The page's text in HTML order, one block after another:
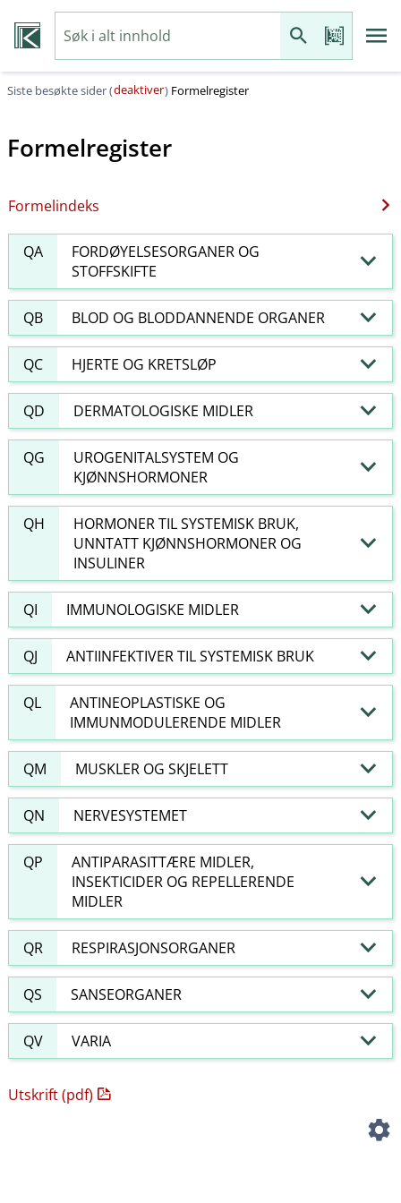
Siste besøkte sider (deaktiver) Formelregister
Formelregister
Formelindeks
QA
FORDØYELSESORGANER OG
STOFFSKIFTE
QB BLOD OG BLODDANNENDE ORGANER
QC HJERTE OG KRETSLØP
QD DERMATOLOGISKE MIDLER
QG
UROGENITALSYSTEM OG
KJØNNSHORMONER
QH
HORMONER TIL SYSTEMISK BRUK,
UNNTATT KJØNNSHORMONER OG
INSULINER
QI IMMUNOLOGISKE MIDLER
QJ ANTIINFEKTIVER TIL SYSTEMISK BRUK
QL
ANTINEOPLASTISKE OG
IMMUNMODULERENDE MIDLER
QM MUSKLER OG SKJELETT
QN NERVESYSTEMET
QP
ANTIPARASITTÆRE MIDLER,
INSEKTICIDER OG REPELLERENDE
MIDLER
QR RESPIRASJONSORGANER
QS SANSEORGANER
QV VARIA
Utskrift (pdf)